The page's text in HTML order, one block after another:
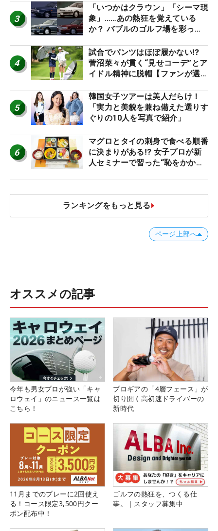
3
「いつかはクラウン」「シーマ現
象」……あの熱狂を覚えている
か？ バブルのゴルフ場を彩った
4
試合でパンツはほぼ履かない⁉
菅沼菜々が貫く“見せコーデ”とア
イドル精神に脱帽【ファンが選ぶ
5
韓国女子ツアーは美人だらけ！
「実力と美貌を兼ね備えた選りす
ぐりの10人を写真で紹介」
6
マグロとタイの刺身で食べる順番
に決まりがある⁉ 女子プロが新
人セミナーで習った“恥をかかな
ランキングをもっと見る
ページ上部へ
オススメの記事
今年も男女プロが強い「キャ
ロウェイ」のニュース一覧は
こちら！
プロギアの「4層フェース」が
切り開く高初速ドライバーの
新時代
11月までのプレーに2回使え
る！コース限定3,500円クー
ポン配布中！
ゴルフの熱狂を、つくる仕
事。｜スタッフ募集中